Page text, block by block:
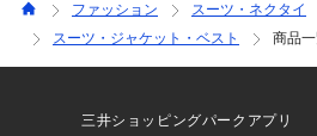
ファッション
スーツ・ネクタイ
スーツ・ジャケット・ベスト
商品一
三井ショッピングパークアプリ